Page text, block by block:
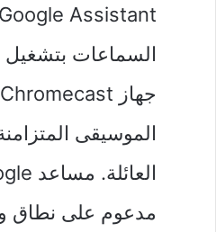
الموسيقى
مدعوم على نطاق